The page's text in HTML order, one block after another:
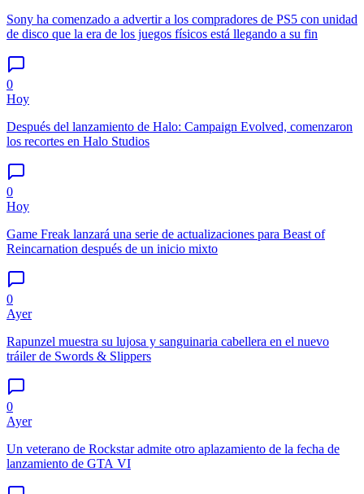
Sony ha comenzado a advertir a los compradores de PS5 con unidad
de disco que la era de los juegos físicos está llegando a su fin
0
Hoy
Después del lanzamiento de Halo: Campaign Evolved, comenzaron
los recortes en Halo Studios
0
Hoy
Game Freak lanzará una serie de actualizaciones para Beast of
Reincarnation después de un inicio mixto
0
Ayer
Rapunzel muestra su lujosa y sanguinaria cabellera en el nuevo
tráiler de Swords & Slippers
0
Ayer
Un veterano de Rockstar admite otro aplazamiento de la fecha de
lanzamiento de GTA VI